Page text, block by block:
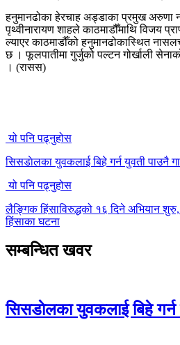
हनुमानढोका हेरचाह अड्डाका प्रमुख अरुणा
पृथ्वीनारायण शाहले काठमाडौँमाथि विजय
ल्याएर काठमाडौँको हनुमानढोकास्थित
छ । फूलपातीमा गुर्जुको पल्टन गोर्खाली
। (रासस)
यो पनि पढ्नुहोस
सिसडाेलका युवकलाई बिहे गर्न युवती पाउनै
यो पनि पढ्नुहोस
लैङ्गिक हिंसाविरुद्धको १६ दिने अभियान शुरु,
हिंसाका घटना
सम्बन्धित खवर
सिसडाेलका युवकलाई बिहे गर्न